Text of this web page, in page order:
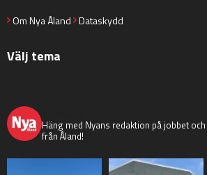
Om Nya Åland Dataskydd
Välj tema
Häng med Nyans redaktion på jobbet
från Åland!